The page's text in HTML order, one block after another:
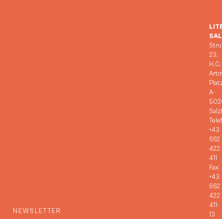
NEWSLETTER
23,
H.C.
A-
+43
662
422
411
Fax:
+43
662
422
411-
13